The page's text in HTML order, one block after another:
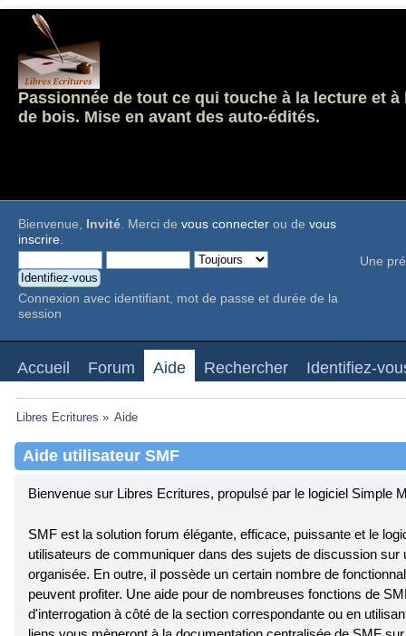
Passionnée de tout ce qui touche à la lecture et
de bois. Mise en avant des auto-édités.
Bienvenue, Invité. Merci de vous connecter ou de vous
inscrire.
Connexion avec identifiant, mot de passe et durée de la
session
Une
Accueil Forum Aide Rechercher Identifiez-
Libres Ecritures » Aide
Aide utilisateur SMF
Bienvenue sur Libres Ecritures, propulsé par le logiciel Simple
SMF est la solution forum élégante, efficace, puissante et le
utilisateurs de communiquer dans des sujets de discussion sur
organisée. En outre, il possède un certain nombre de
peuvent profiter. Une aide pour de nombreuses fonctions de
d'interrogation à côté de la section correspondante ou en